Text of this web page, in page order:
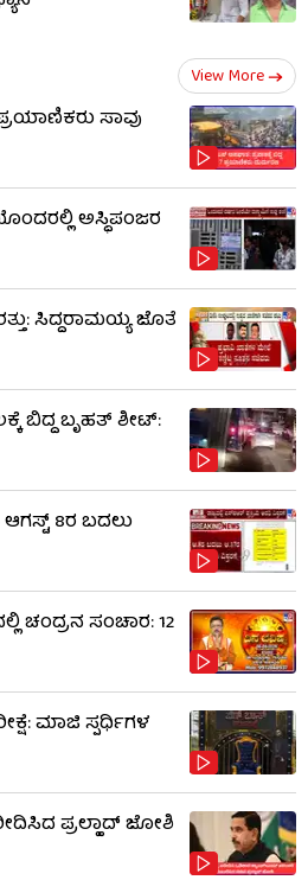
View More
ಸಾವು
ಅಸ್ಥಿಪಂಜರ
ಸಿದ್ದರಾಮಯ್ಯ ಜೊತೆ
ಬಿದ್ದ ಬೃಹತ್ ಶೀಟ್:
8ರ ಬದಲು
ಚಂದ್ರನ ಸಂಚಾರ: 12
ಮಾಜಿ ​​ಸ್ಪರ್ಧಿಗಳ
ಪ್ರಲ್ಹಾದ್ ಜೋಶಿ